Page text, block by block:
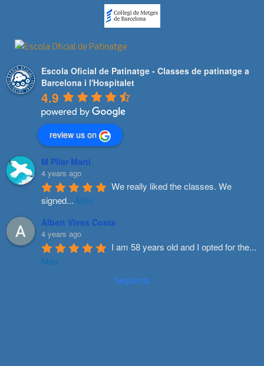
Escola Oficial de Patinatge - Classes de patinatge a
Barcelona i l'Hospitalet
4.9
review us on
M Pilar Marti
4 years ago
We really liked the classes. We
signed... Més
Albert Vives Costa
4 years ago
I am 58 years old and I opted for the...
Més
Següents